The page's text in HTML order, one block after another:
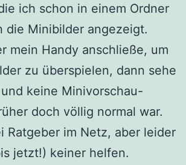
ich schon in einem Ordner
die Minibilder angezeigt.
mein Handy anschließe, um
zu überspielen, dann sehe
keine Minivorschau-
doch völlig normal war.
Ratgeber im Netz, aber leider
jetzt!) keiner helfen.